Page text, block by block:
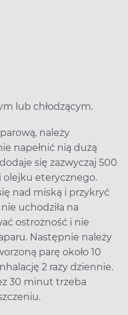
lub chłodzącym.
należy
napełnić nią dużą
się zazwyczaj 500
olejku eterycznego.
nad miską i przykryć
uchodziła na
ostrożność i nie
Następnie należy
parę około 10
2 razy dziennie.
30 minut trzeba